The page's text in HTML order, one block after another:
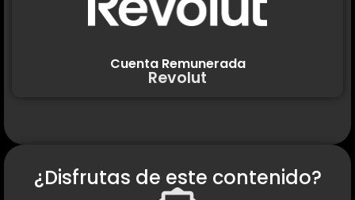
Cuenta Remunerada
Revolut
¿Disfrutas de este contenido?